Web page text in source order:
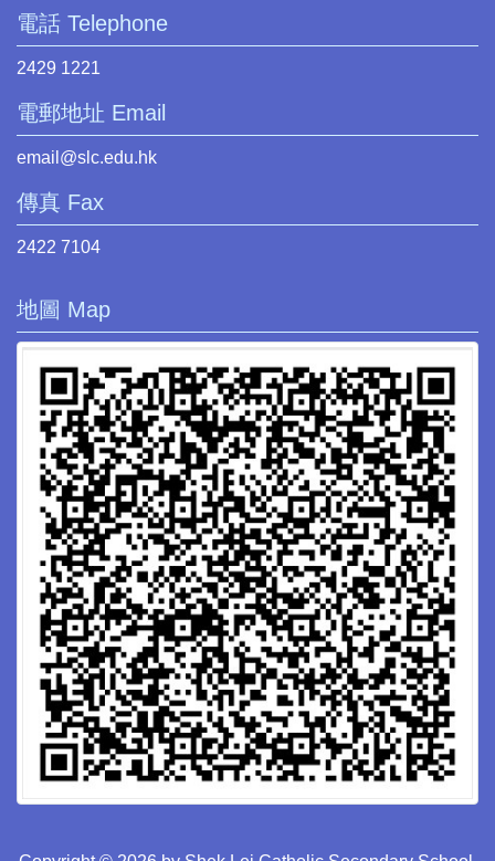
電話 Telephone
2429 1221
電郵地址 Email
email@slc.edu.hk
傳真 Fax
2422 7104
地圖 Map